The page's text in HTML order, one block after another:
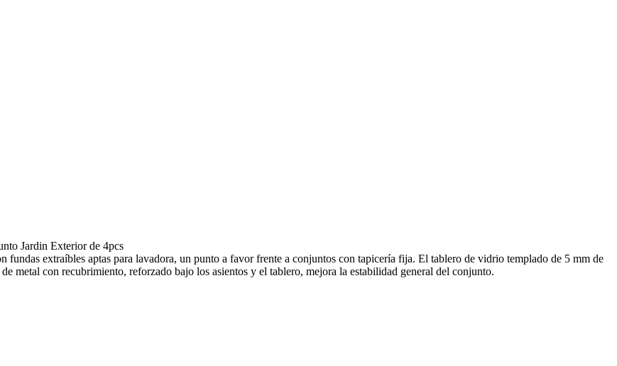
Jardin Exterior de 4pcs
fundas extraíbles aptas para lavadora, un punto a favor frente a conjuntos con tapicería fija. El tablero de vidrio templado de 5 mm de
metal con recubrimiento, reforzado bajo los asientos y el tablero, mejora la estabilidad general del conjunto.